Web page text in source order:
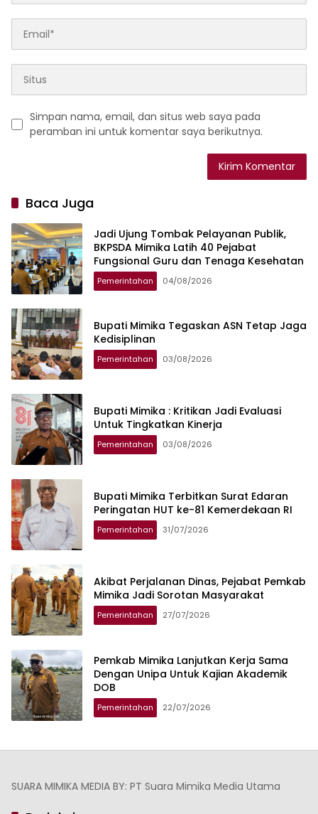
Simpan nama, email, dan situs web saya pada
peramban ini untuk komentar saya berikutnya.
Baca Juga
Jadi Ujung Tombak Pelayanan Publik,
BKPSDA Mimika Latih 40 Pejabat
Fungsional Guru dan Tenaga Kesehatan
Pemerintahan 04/08/2026
Bupati Mimika Tegaskan ASN Tetap Jaga
Kedisiplinan
Pemerintahan 03/08/2026
Bupati Mimika : Kritikan Jadi Evaluasi
Untuk Tingkatkan Kinerja
Pemerintahan 03/08/2026
Bupati Mimika Terbitkan Surat Edaran
Peringatan HUT ke-81 Kemerdekaan RI
Pemerintahan 31/07/2026
Akibat Perjalanan Dinas, Pejabat Pemkab
Mimika Jadi Sorotan Masyarakat
Pemerintahan 27/07/2026
Pemkab Mimika Lanjutkan Kerja Sama
Dengan Unipa Untuk Kajian Akademik
DOB
Pemerintahan 22/07/2026
SUARA MIMIKA MEDIA BY: PT Suara Mimika Media Utama